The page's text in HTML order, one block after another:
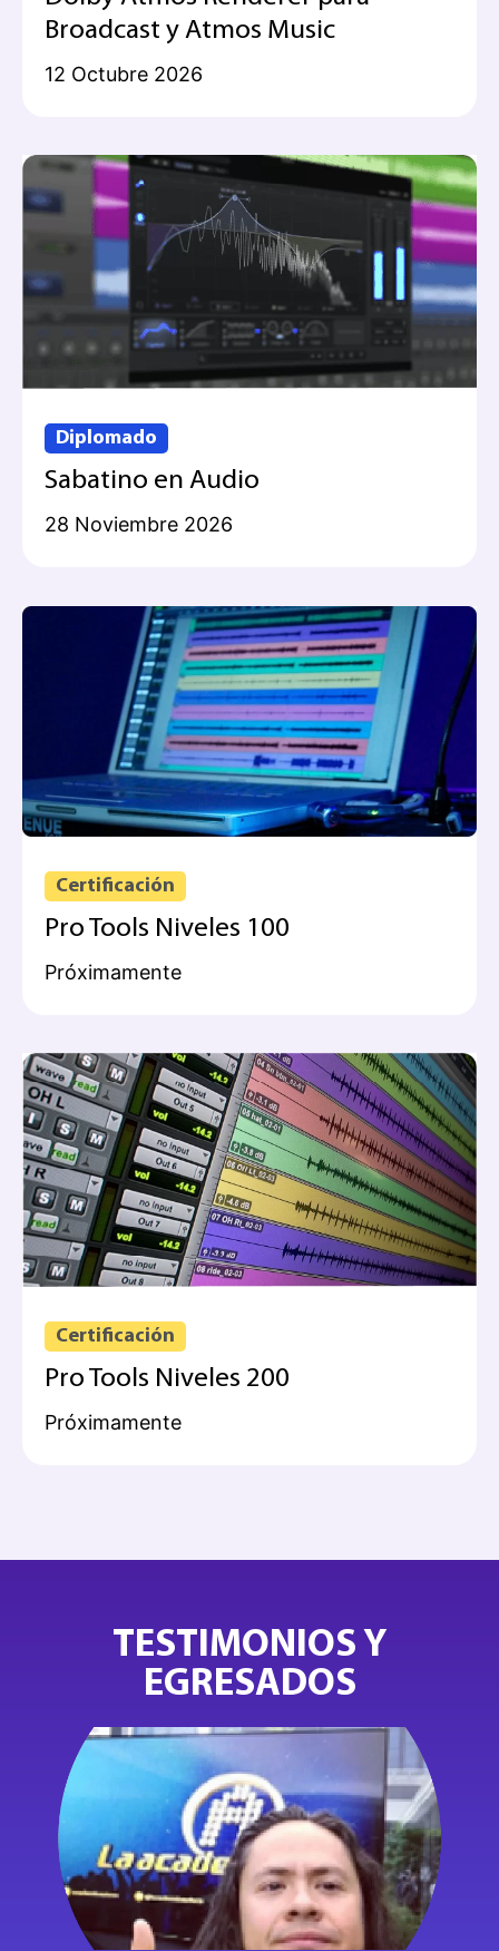
Broadcast y Atmos Music
12 Octubre 2026
Diplomado
Sabatino en Audio
28 Noviembre 2026
Certificación
Pro Tools Niveles 100
Próximamente
Certificación
Pro Tools Niveles 200
Próximamente
TESTIMONIOS Y
EGRESADOS